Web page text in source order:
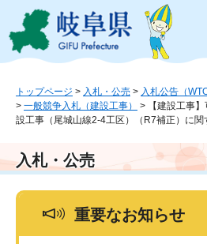
ジ
ュ
本
文
このページの本
トップページ > 入札・公売 > 入札公告（
> 一般競争入札（建設工事） >
【建設工事
設工事（尾城山線2-4工区）（R7補正）に
入札・公売
重要なお知らせ